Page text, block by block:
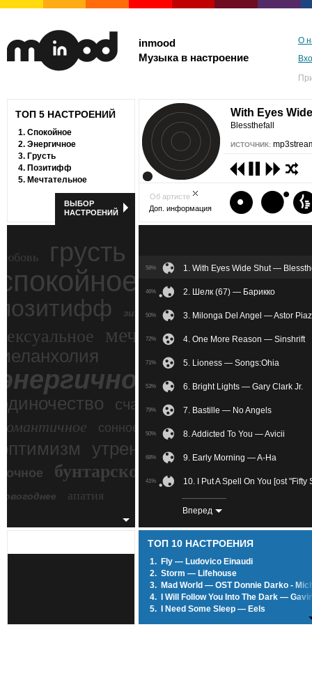
inmood
Музыка в настроение
О
ТОП 5 НАСТРОЕНИЙ
1. Спокойное
2. Энергичное
3. Грусть
4. Позитифф
5. Мечтательное
ВЫБОР
НАСТРОЕНИЙ
грусть
ностальгия
зимний экстрим
мечтательное
счастье
сонное
утреннее злость
бунтарское
беспокойное
апатия
With Eyes
Blessthefall
ИСТОЧНИК:
Об артисте
Доп. информация
58% 1. With Eyes Wide Shut —
46% 2. Шелк (67) — Барикко
50% 3. Milonga Del Angel — Astor
72% 4. One More Reason — Sinshrift
71% 5. Lioness — Songs:Ohia
53% 6. Bright Lights — Gary Clark Jr.
79% 7. Bastille — No Angels
50% 8. Addicted To You — Avicii
68% 9. Early Morning — A-Ha
41% 10. I Put A Spell On You [ost
11. Love Isnt Intact —
82% 12. S'il Ne Reste Qu'un Ami —
78% 14. Flaming June (Reuben
76% 15. Wilco — How To Fight
57% 16. To Remember — Signs Of
Вперед
ТОП 10 НАСТРОЕНИЯ
1. Fly — Ludovico Einaudi
2. Storm — Lifehouse
3. Mad World — OST Donnie Darko -
4.
I Will Follow You Into The Dark —
5.
I Need Some Sleep — Eels